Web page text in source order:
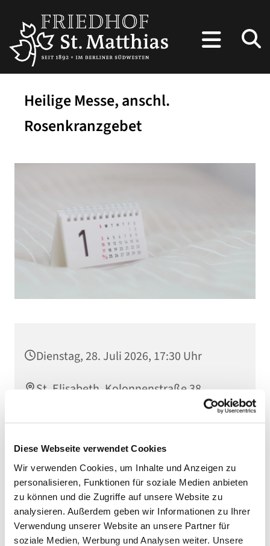
Diese Webseite verwendet Cookies
Wir verwenden Cookies, um Inhalte und Anzeigen zu
personalisieren, Funktionen für soziale Medien anbieten
zu können und die Zugriffe auf unsere Website zu
analysieren. Außerdem geben wir Informationen zu Ihrer
Verwendung unserer Website an unsere Partner für
soziale Medien, Werbung und Analysen weiter. Unsere
Heilige Messe, anschl.
Rosenkranzgebet
Dienstag, 28. Juli 2026, 17:30 Uhr
St. Elisabeth, Kolonnenstraße 38,